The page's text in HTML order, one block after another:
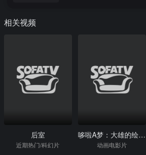
相关视频
后室
近期热门/科幻片
哆啦A梦：大雄的绘画奇遇记
动画电影片